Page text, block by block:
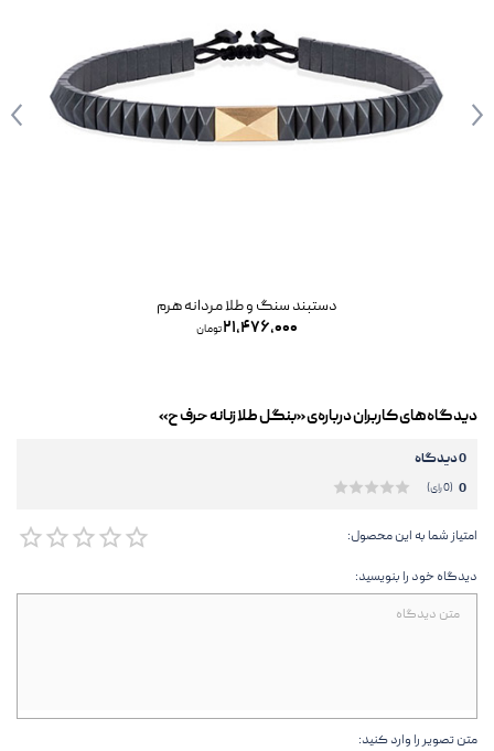
دستبند سنگ و طلا مردانه هرم
۲۱,۴۷۶,۰۰۰تومان
دیدگاه‌های کاربران درباره‌ی «بنگل طلا زنانه حرف ح»
0 دیدگاه
0 (0 رای)
امتیاز شما به این محصول:
دیدگاه خود را بنویسید:
متن تصویر را وارد کنید: